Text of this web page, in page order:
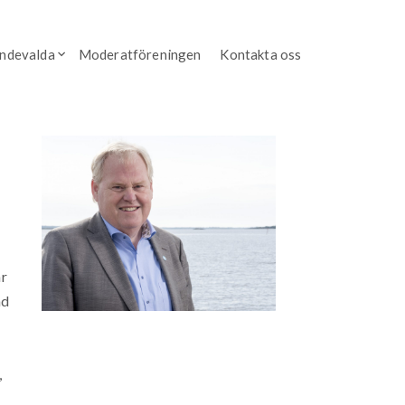
Moderatföreningen Kontakta oss